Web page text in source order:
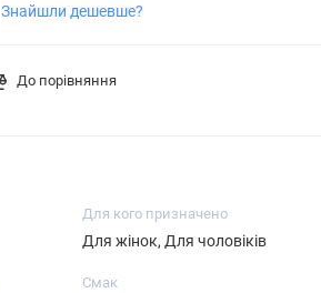
Знайшли дешевше?
До порівняння
Для кого призначено
Для жінок, Для чоловіків
Смак